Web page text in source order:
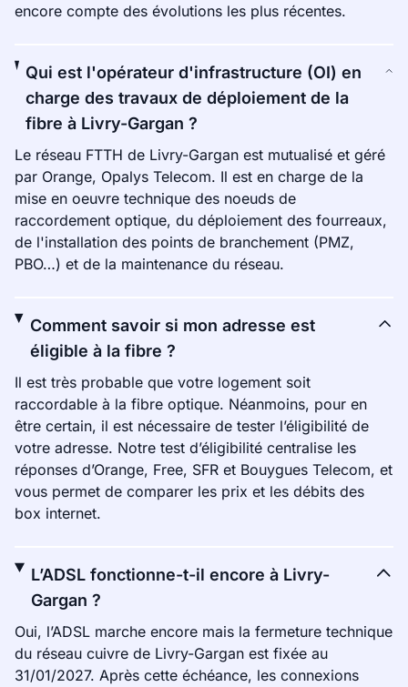
encore compte des évolutions les plus récentes.
Qui est l'opérateur d'infrastructure (OI) en
charge des travaux de déploiement de la
fibre à Livry-Gargan ?
Le réseau FTTH de Livry-Gargan est mutualisé et géré
par Orange, Opalys Telecom. Il est en charge de la
mise en oeuvre technique des noeuds de
raccordement optique, du déploiement des fourreaux,
de l'installation des points de branchement (PMZ,
PBO…) et de la maintenance du réseau.
Comment savoir si mon adresse est
éligible à la fibre ?
Il est très probable que votre logement soit
raccordable à la fibre optique. Néanmoins, pour en
être certain, il est nécessaire de tester l’éligibilité de
votre adresse. Notre test d’éligibilité centralise les
réponses d’Orange, Free, SFR et Bouygues Telecom, et
vous permet de comparer les prix et les débits des
box internet.
L’ADSL fonctionne-t-il encore à Livry-
Gargan ?
Oui, l’ADSL marche encore mais la fermeture technique
du réseau cuivre de Livry-Gargan est fixée au
31/01/2027. Après cette échéance, les connexions